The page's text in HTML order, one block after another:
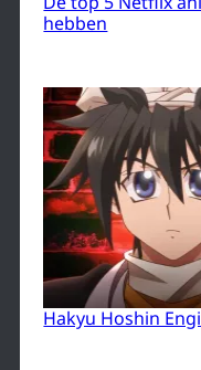
hebben
Hakyu Hoshin